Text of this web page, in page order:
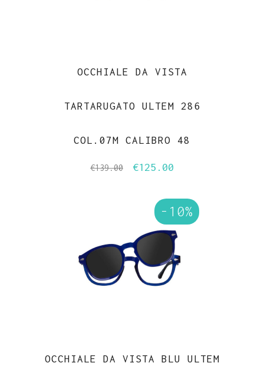
OCCHIALE DA VISTA
TARTARUGATO ULTEM 286
COL.07M CALIBRO 48
€139.00
Il
originale
€139.00.
€125.00
attuale
è:
€125.00.
-10%
OCCHIALE DA VISTA BLU ULTEM